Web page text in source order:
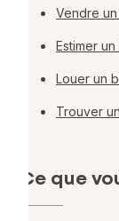
Vendre
Estimer
Louer un
Trouver
Ce que